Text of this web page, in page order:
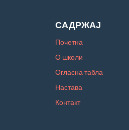
САДРЖАЈ
Почетна
О школи
Огласна табла
Настава
Контакт